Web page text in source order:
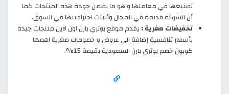
تصنيعها في معاملها و هو ما يضمن جودة هذه المنتجات كما
أن الشركة قديمة في المجال وأثبتت احترافيتها في السوق.
تخفيضات مغرية : يقدم موقع بوتري بارن اون لاين منتجات جيدة
بأسعار تنافسية إضافة الى عروض و خصومات مغرية اهمها
كوبون خصم بوتري بارن السعودية بقيمة 15%.